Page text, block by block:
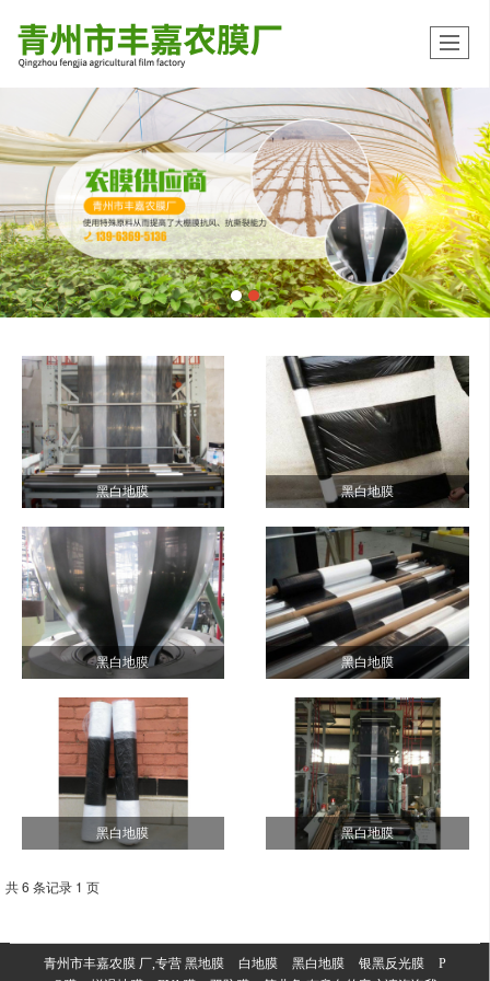
黑白地膜 黑白地膜
黑白地膜 黑白地膜
黑白地膜 黑白地膜
共 6 条记录 1 页
青州市丰嘉农膜 厂,专营 黑地膜 白地膜 黑白地膜 银黑反光膜
P